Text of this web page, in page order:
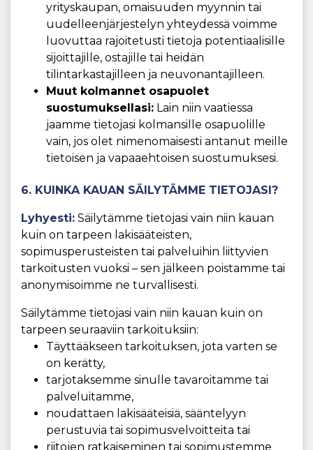
yrityskaupan, omaisuuden myynnin tai
uudelleenjärjestelyn yhteydessä voimme
luovuttaa rajoitetusti tietoja potentiaalisille
sijoittajille, ostajille tai heidän
tilintarkastajilleen ja neuvonantajilleen.
Muut kolmannet osapuolet
suostumuksellasi: Lain niin vaatiessa
jaamme tietojasi kolmansille osapuolille
vain, jos olet nimenomaisesti antanut meille
tietoisen ja vapaaehtoisen suostumuksesi.
6. KUINKA KAUAN SÄILYTÄMME TIETOJASI?
Lyhyesti: Säilytämme tietojasi vain niin kauan
kuin on tarpeen lakisääteisten,
sopimusperusteisten tai palveluihin liittyvien
tarkoitusten vuoksi – sen jälkeen poistamme tai
anonymisoimme ne turvallisesti.
Säilytämme tietojasi vain niin kauan kuin on
tarpeen seuraaviin tarkoituksiin:
Täyttääkseen tarkoituksen, jota varten se
on kerätty,
tarjotaksemme sinulle tavaroitamme tai
palveluitamme,
noudattaen lakisääteisiä, sääntelyyn
perustuvia tai sopimusvelvoitteita tai
riitojen ratkaiseminen tai sopimustemme